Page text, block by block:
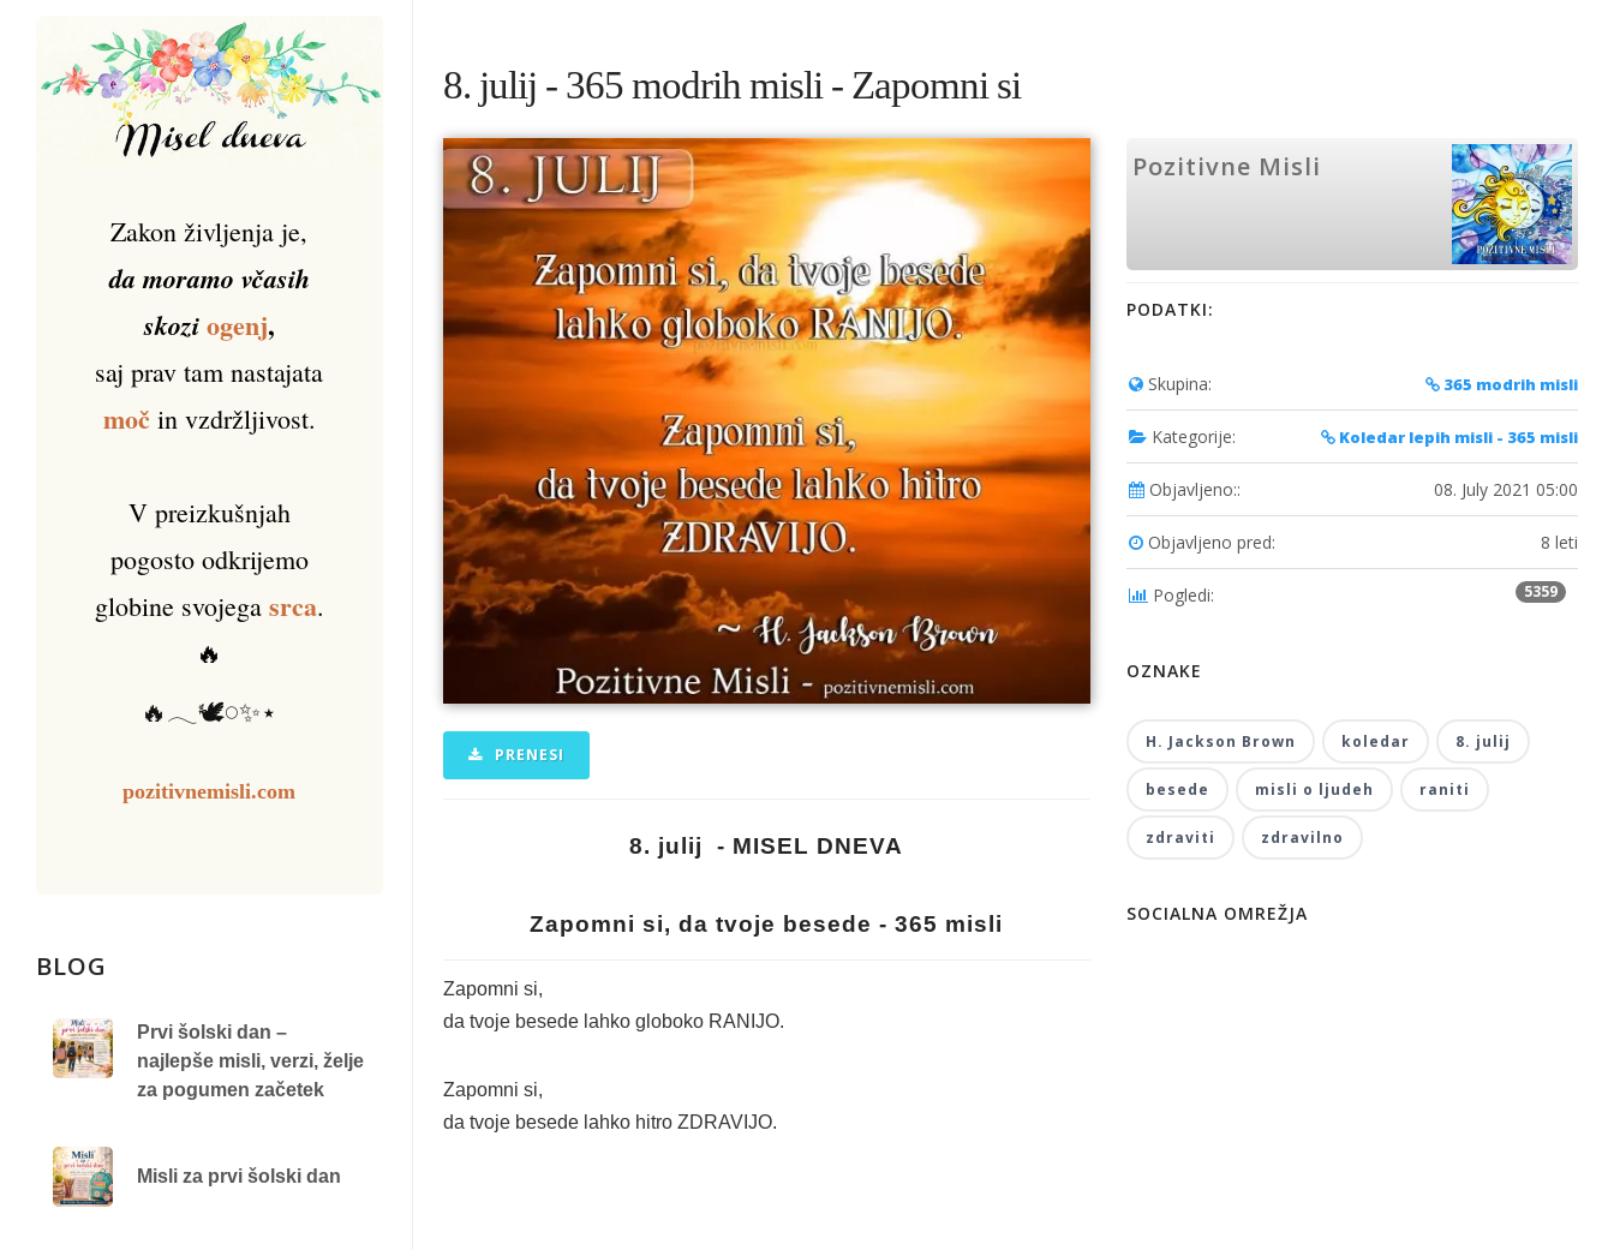
8. julij - 365 modrih misli - Zapomni si
PRENESI
8. julij - MISEL DNEVA
Zapomni si, da tvoje besede - 365 misli
Zapomni si,
da tvoje besede lahko globoko RANIJO.
Zapomni si,
da tvoje besede lahko hitro ZDRAVIJO.
Pozitivne Misli
PODATKI:
Skupina: 365 modrih misli
Kategorije: Koledar lepih misli - 365 misli
Objavljeno:: 08. July 2021 05:00
Objavljeno pred: 8 leti
Pogledi: 5359
OZNAKE
H. Jackson Brown koledar 8. julij
besede misli o ljudeh raniti
zdraviti zdravilno
SOCIALNA OMREŽJA
Zakon življenja je,
da moramo včasih
skozi ogenj,
saj prav tam nastajata
močin vzdržljivost.
V preizkušnjah
pogosto odkrijemo
globine svojega srca.
🔥
🔥𓂃🕊️𓏸✨⋆
pozitivnemisli.com
BLOG
Prvi šolski dan –
najlepše misli, verzi, želje
za pogumen začetek
Misli za prvi šolski dan